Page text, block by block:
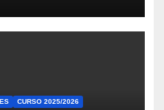
CURSO 2025/2026